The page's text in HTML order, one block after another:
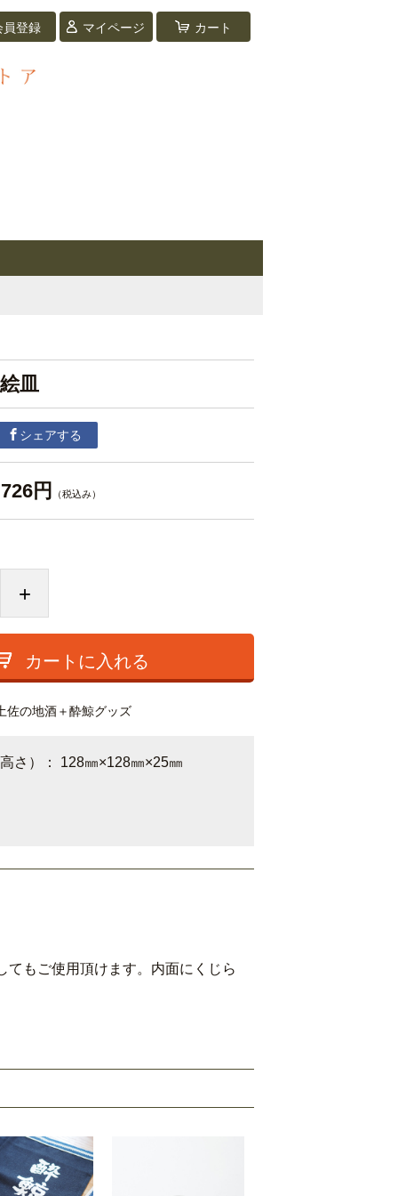
員登録 マイページ カート
皿
シェアする
726円 （税込み）
+
カートに入れる
佐の地酒＋酔鯨グッズ
さ）： 128㎜×128㎜×25㎜
もご使用頂けます。内面にくじら